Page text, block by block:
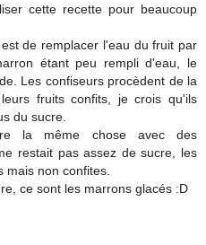
cette recette pour beaucoup
de remplacer l'eau du fruit par
étant peu rempli d'eau, le
Les confiseurs procèdent de la
fruits confits, je crois qu'ils
du sucre.
la même chose avec des
restait pas assez de sucre, les
mais non confites.
ce sont les marrons glacés :D